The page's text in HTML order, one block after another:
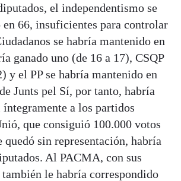
el independentismo se
en 66, insuficientes para controlar
se habría mantenido en
ganado uno (de 16 a 17), CSQP
y el PP se habría mantenido en
Junts pel Sí, por tanto, habría
a los partidos
que consiguió 100.000 votos
quedó sin representación, habría
Al PACMA, con sus
también le habría correspondido